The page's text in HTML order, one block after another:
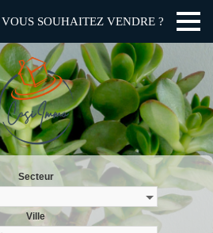
VOUS SOUHAITEZ VENDRE ?
Secteur
Ville